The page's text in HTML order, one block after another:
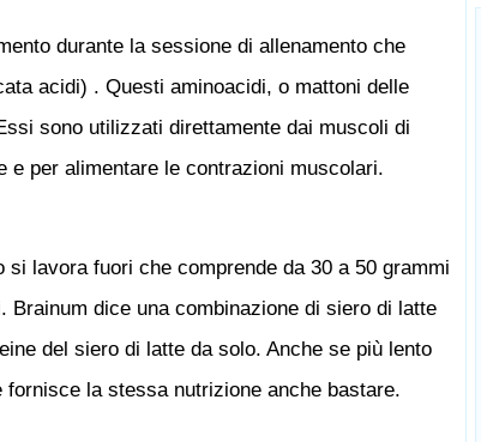
durante la sessione di allenamento che
acidi) . Questi aminoacidi, o mattoni delle
sono utilizzati direttamente dai muscoli di
e per alimentare le contrazioni muscolari.
lavora fuori che comprende da 30 a 50 grammi
Brainum dice una combinazione di siero di latte
​​del siero di latte da solo. Anche se più lento
la stessa nutrizione anche bastare.